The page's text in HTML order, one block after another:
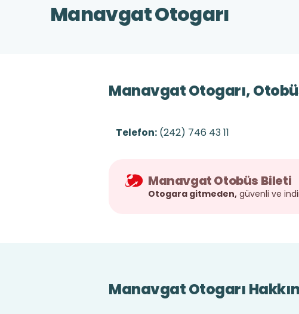
Manavgat Otogarı
Manavgat Otogarı,
Telefon: (242) 746 43 11
Manavgat Otobüs Bileti
Otogara gitmeden,güvenli ve
Manavgat Otogarı